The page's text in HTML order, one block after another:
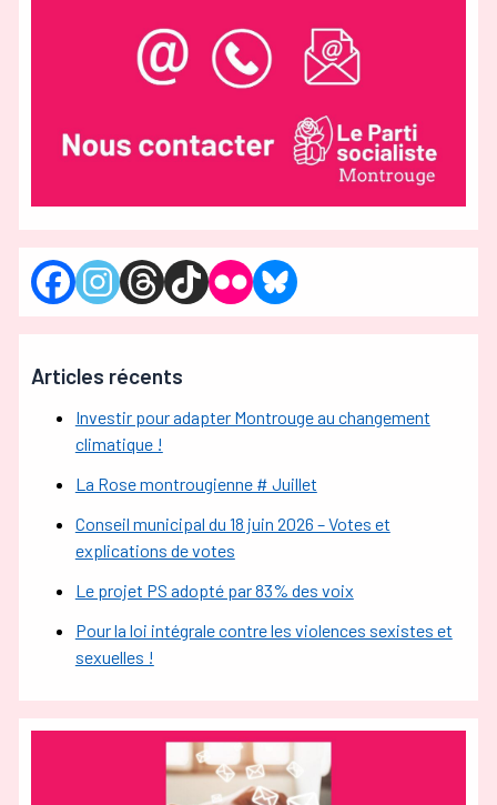
Articles récents
Investir pour adapter Montrouge au changement
climatique !
La Rose montrougienne # Juillet
Conseil municipal du 18 juin 2026 – Votes et
explications de votes
Le projet PS adopté par 83% des voix
Pour la loi intégrale contre les violences sexistes et
sexuelles !